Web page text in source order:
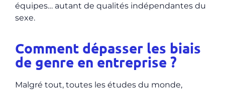
équipes… autant de qualités indépendantes du
sexe.
Comment dépasser les biais
de genre en entreprise ?
Malgré tout, toutes les études du monde,